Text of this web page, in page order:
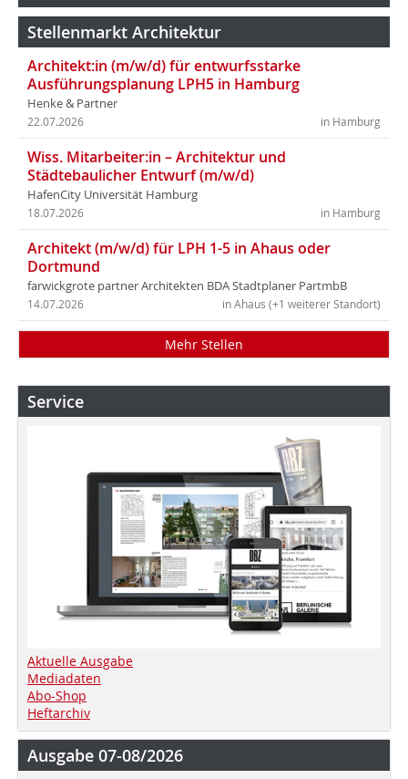
Stellenmarkt Architektur
Architekt:in (m/w/d) für entwurfsstarke
Ausführungsplanung LPH5 in Hamburg
Henke & Partner
in Hamburg
22.07.2026
Wiss. Mitarbeiter:in – Architektur und
Städtebaulicher Entwurf (m/w/d)
HafenCity Universität Hamburg
in Hamburg
18.07.2026
Architekt (m/w/d) für LPH 1-5 in Ahaus oder
Dortmund
farwickgrote partner Architekten BDA Stadtplaner PartmbB
in Ahaus (+1 weiterer Standort)
14.07.2026
Mehr Stellen
Service
Aktuelle Ausgabe
Mediadaten
Abo-Shop
Heftarchiv
Ausgabe 07-08/2026